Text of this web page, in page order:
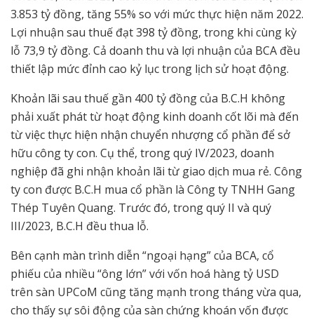
3.853 tỷ đồng, tăng 55% so với mức thực hiện năm 2022.
Lợi nhuận sau thuế đạt 398 tỷ đồng, trong khi cùng kỳ
lỗ 73,9 tỷ đồng. Cả doanh thu và lợi nhuận của BCA đều
thiết lập mức đỉnh cao kỷ lục trong lịch sử hoạt động.
Khoản lãi sau thuế gần 400 tỷ đồng của B.C.H không
phải xuất phát từ hoạt động kinh doanh cốt lõi mà đến
từ việc thực hiện nhận chuyển nhượng cổ phần để sở
hữu công ty con. Cụ thể, trong quý IV/2023, doanh
nghiệp đã ghi nhận khoản lãi từ giao dịch mua rẻ. Công
ty con được B.C.H mua cổ phần là Công ty TNHH Gang
Thép Tuyên Quang. Trước đó, trong quý II và quý
III/2023, B.C.H đều thua lỗ.
Bên cạnh màn trình diễn “ngoại hạng” của BCA, cổ
phiếu của nhiều “ông lớn” với vốn hoá hàng tỷ USD
trên sàn UPCoM cũng tăng mạnh trong tháng vừa qua,
cho thấy sự sôi động của sàn chứng khoán vốn được